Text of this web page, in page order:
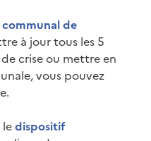
communal de
à jour tous les 5
crise ou mettre en
vous pouvez
ledispositif